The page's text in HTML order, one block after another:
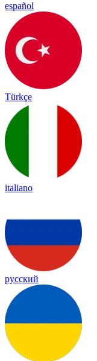
español
Türkçe
italiano
русский